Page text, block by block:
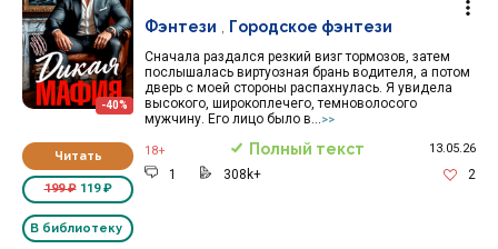
-40%
Читать
199 ₽119 ₽
В библиотеку
Сначала раздался резкий визг тормозов, затем
послышалась виртуозная брань водителя, а потом
дверь с моей стороны распахнулась. Я увидела
высокого, широкоплечего, темноволосого
мужчину. Его лицо было в...
>>
Фэнтези Городское фэнтези
18+ Полный текст 13.05.26
1 308k+ 2